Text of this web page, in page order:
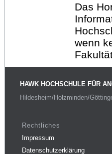
Das
wenn
HAWK HOCHSCHULE FÜR
Hildesheim/Holzminden/
Rechtliches
Impressum
Datenschutzerklärung